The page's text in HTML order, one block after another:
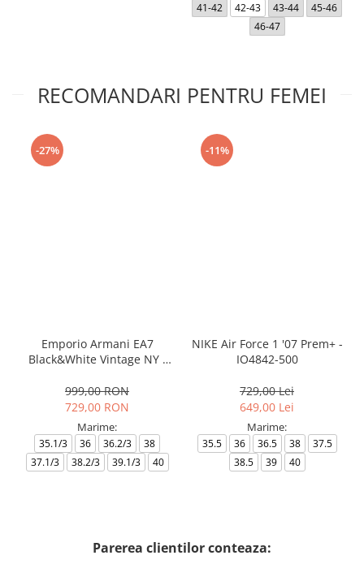
41-42
42-43 43-44
45-46
46-47
RECOMANDARI PENTRU FEMEI
-27%
Emporio Armani EA7
Black&White Vintage NY -
999,00 RON
729,00 RON
Marime:
35.1/3 36 36.2/3
38
37.1/3
38.2/3 39.1/3 40
-11%
NIKE Air Force 1 '07 Prem+ -
IO4842-500
729,00 Lei
649,00 Lei
Marime:
35.5 36 36.5 38
37.5
38.5
39 40
Parerea clientilor conteaza: